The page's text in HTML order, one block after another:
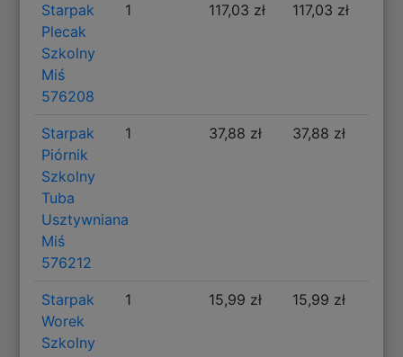
Starpak
Plecak
Szkolny
Miś
576208
1 117,03 zł 117,03 zł
Starpak
Piórnik
Szkolny
Tuba
Usztywniana
Miś
576212
1 37,88 zł 37,88 zł
Starpak
Worek
Szkolny
1 15,99 zł 15,99 zł